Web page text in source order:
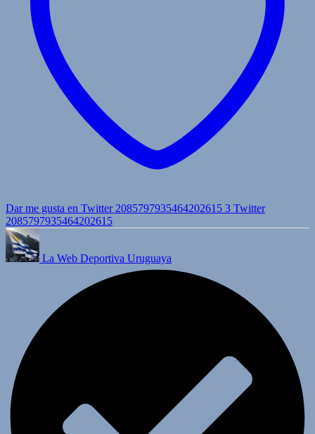
Dar me gusta en Twitter 2085797935464202615 3 Twitter
2085797935464202615
La Web Deportiva Uruguaya